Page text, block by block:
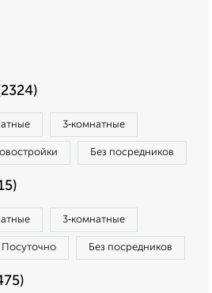
3‑комнатные
Без посредников
3‑комнатные
Посуточно Без посредников